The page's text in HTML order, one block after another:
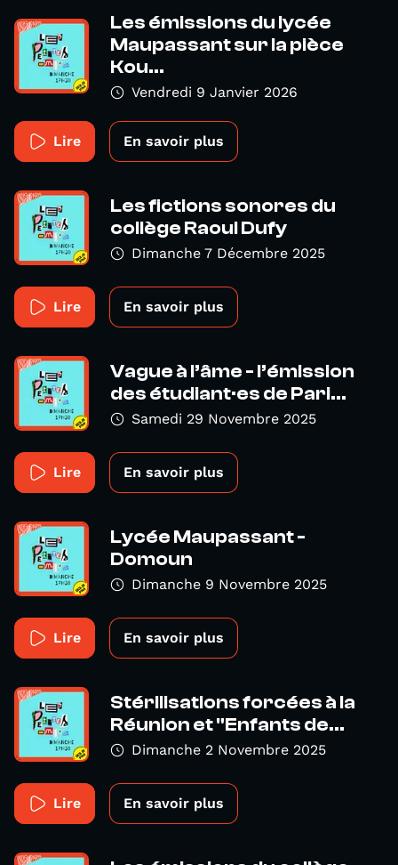
Les émissions du lycée
Maupassant sur la pièce
Kou...
Vendredi 9 Janvier 2026
Lire En savoir plus
Les fictions sonores du
collège Raoul Dufy
Dimanche 7 Décembre 2025
Lire En savoir plus
Vague à l’âme - l’émission
des étudiant·es de Pari...
Samedi 29 Novembre 2025
Lire En savoir plus
Lycée Maupassant -
Domoun
Dimanche 9 Novembre 2025
Lire En savoir plus
Stérilisations forcées à la
Réunion et "Enfants de...
Dimanche 2 Novembre 2025
Lire En savoir plus